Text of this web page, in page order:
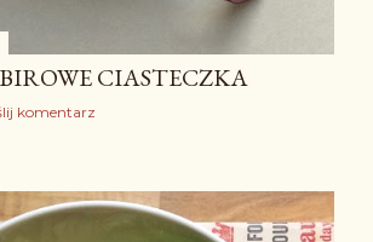
CIASTECZKA
komentarz